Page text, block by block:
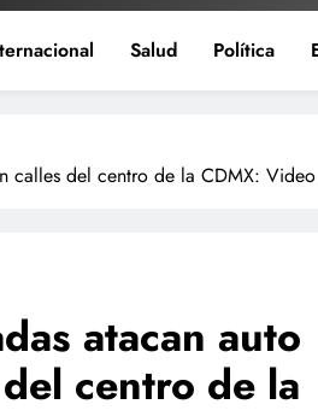
Salud Política
calles del centro de la CDMX: Video
atacan auto
centro de la
TECNOLOGÍA